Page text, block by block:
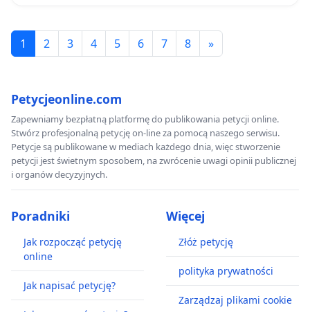
1 522
556
3 044
1 111
30%
4 566
1 667
40%
6 088
2 222
Emisja bazowa (bez przejęcia ruchu):
ok. 15 221 kg CO₂ dziennie = 5 556 t CO₂ rocznie.
Wniosek: Nawet przejęcie przez kolej jedynie 10% ruchu
z odcinka DK28 Zator–Wadowice pozwoliłoby
ograniczyć emisję dwutlenku węgla o ponad 0,5 tys. ton
1 2 3 4 5 6 7 8 »
Petycjeonline.com
Zapewniamy bezpłatną platformę do publikowania petycji online.
Stwórz profesjonalną petycję on-line za pomocą naszego serwisu.
Petycje są publikowane w mediach każdego dnia, więc stworzenie
petycji jest świetnym sposobem, na zwrócenie uwagi opinii publicznej
i organów decyzyjnych.
Poradniki
Jak rozpocząć petycję
online
Jak napisać petycję?
Więcej
Złóż petycję
polityka prywatności
Zarządzaj plikami cookie